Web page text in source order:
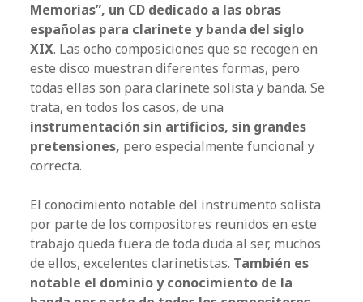
Memorias”, un CD dedicado a las obras
españolas para clarinete y banda del siglo
XIX. Las ocho composiciones que se recogen en
este disco muestran diferentes formas, pero
todas ellas son para clarinete solista y banda. Se
trata, en todos los casos, de una
instrumentación sin artificios, sin grandes
pretensiones, pero especialmente funcional y
correcta.
El conocimiento notable del instrumento solista
por parte de los compositores reunidos en este
trabajo queda fuera de toda duda al ser, muchos
de ellos, excelentes clarinetistas. También es
notable el dominio y conocimiento de la